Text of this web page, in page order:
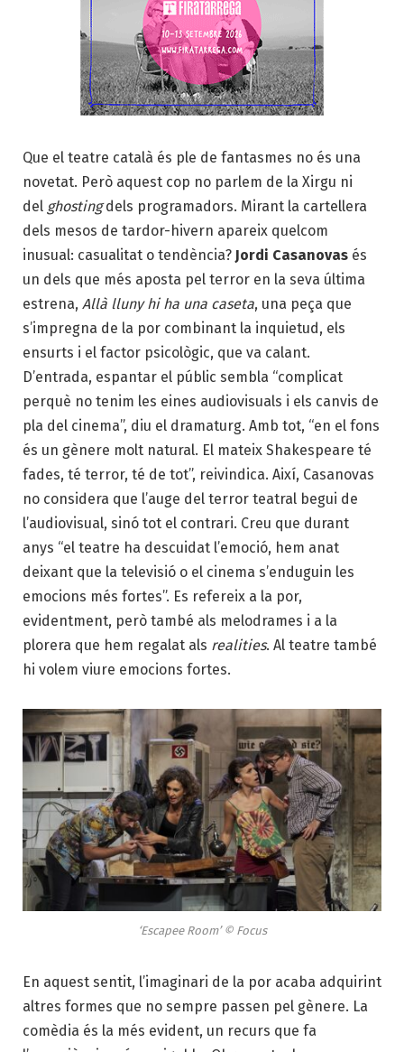
Que el teatre català és ple de fantasmes no és una
novetat. Però aquest cop no parlem de la Xirgu ni
del ghostingdels programadors. Mirant la cartellera
dels mesos de tardor-hivern apareix quelcom
inusual: casualitat o tendència? Jordi Casanovas és
un dels que més aposta pel terror en la seva última
estrena, Allà lluny hi ha una caseta, una peça que
s’impregna de la por combinant la inquietud, els
ensurts i el factor psicològic, que va calant.
D’entrada, espantar el públic sembla “complicat
perquè no tenim les eines audiovisuals i els canvis de
pla del cinema”, diu el dramaturg. Amb tot, “en el fons
és un gènere molt natural. El mateix Shakespeare té
fades, té terror, té de tot”, reivindica. Així, Casanovas
no considera que l’auge del terror teatral begui de
l’audiovisual, sinó tot el contrari. Creu que durant
anys “el teatre ha descuidat l’emoció, hem anat
deixant que la televisió o el cinema s’enduguin les
emocions més fortes”. Es refereix a la por,
evidentment, però també als melodrames i a la
plorera que hem regalat als realities. Al teatre també
hi volem viure emocions fortes.
‘Escapee Room’ © Focus
En aquest sentit, l’imaginari de la por acaba adquirint
altres formes que no sempre passen pel gènere. La
comèdia és la més evident, un recurs que fa